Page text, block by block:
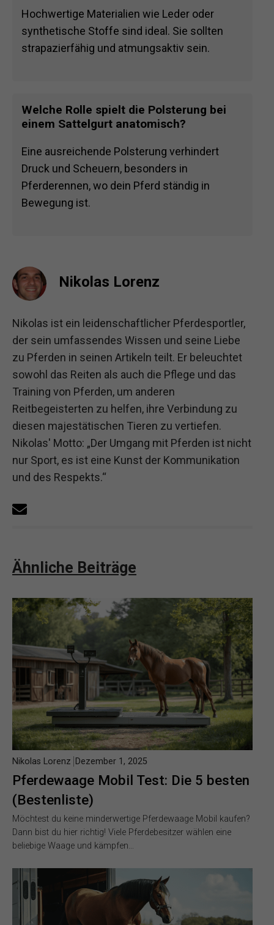
Hochwertige Materialien wie Leder oder
synthetische Stoffe sind ideal. Sie sollten
strapazierfähig und atmungsaktiv sein.
Welche Rolle spielt die Polsterung bei
einem Sattelgurt anatomisch?
Eine ausreichende Polsterung verhindert
Druck und Scheuern, besonders in
Pferderennen, wo dein Pferd ständig in
Bewegung ist.
Nikolas Lorenz
Nikolas ist ein leidenschaftlicher Pferdesportler,
der sein umfassendes Wissen und seine Liebe
zu Pferden in seinen Artikeln teilt. Er beleuchtet
sowohl das Reiten als auch die Pflege und das
Training von Pferden, um anderen
Reitbegeisterten zu helfen, ihre Verbindung zu
diesen majestätischen Tieren zu vertiefen.
Nikolas' Motto: „Der Umgang mit Pferden ist nicht
nur Sport, es ist eine Kunst der Kommunikation
und des Respekts.“
Ähnliche Beiträge
Pferdewaage Mobil Test: Die 5 besten
(Bestenliste)
Nikolas Lorenz Dezember 1, 2025
Möchtest du keine minderwertige Pferdewaage Mobil kaufen?
Dann bist du hier richtig! Viele Pferdebesitzer wählen eine
beliebige Waage und kämpfen…